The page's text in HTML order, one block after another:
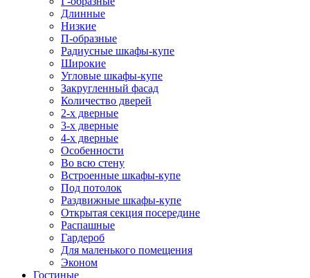
Длинные
Низкие
П-образные
Радиусные шкафы-купе
Широкие
Угловые шкафы-купе
Закругленный фасад
Количество дверей
2-х дверные
3-х дверные
4-х дверные
Особенности
Во всю стену
Встроенные шкафы-купе
Под потолок
Раздвижные шкафы-купе
Открытая секция посередине
Распашные
Гардероб
Для маленького помещения
Эконом
Гостиные